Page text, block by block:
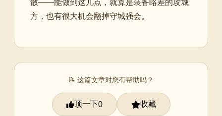
方，也有很大机会翻掉守城强会。
📝 这篇文章对您有帮助吗？
顶一下0 收藏